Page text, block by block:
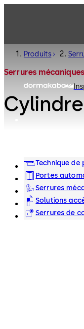
Produits
Serrures mécaniques
Technique de
Portes
Serrures
Solutions
Serrures de